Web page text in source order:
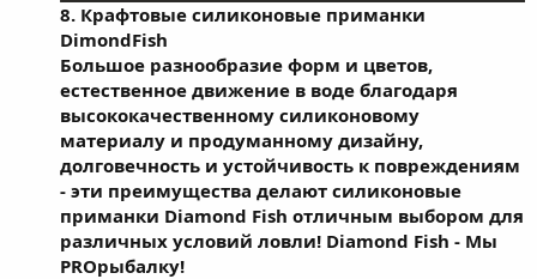
8. Крафтовые силиконовые приманки
DimondFish
Большое разнообразие форм и цветов,
естественное движение в воде благодаря
высококачественному силиконовому
материалу и продуманному дизайну,
долговечность и устойчивость к повреждениям
- эти преимущества делают силиконовые
приманки Diamond Fish отличным выбором для
различных условий ловли! Diamond Fish - Мы
PROрыбалку!